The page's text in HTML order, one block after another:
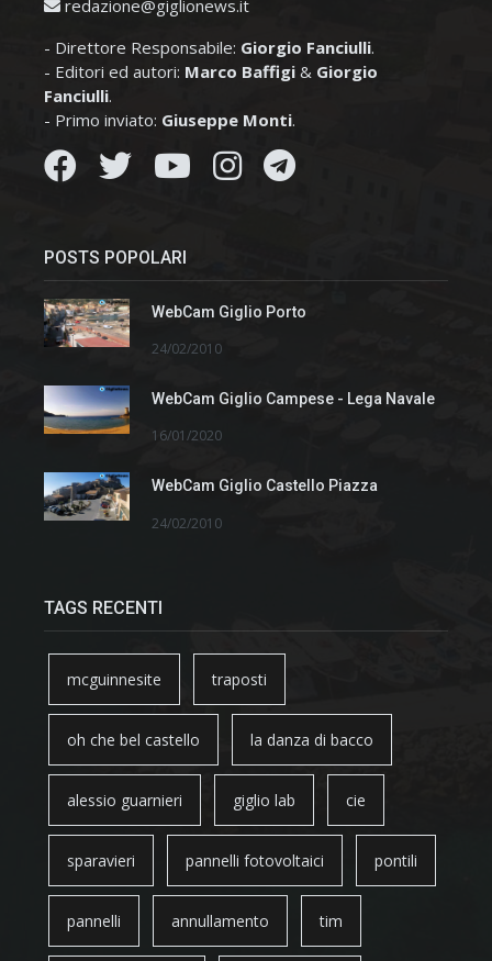
redazione@giglionews.it
- Direttore Responsabile: Giorgio Fanciulli.
- Editori ed autori: Marco Baffigi & Giorgio
Fanciulli.
- Primo inviato: Giuseppe Monti.
POSTS POPOLARI
WebCam Giglio Porto
24/02/2010
WebCam Giglio Campese - Lega Navale
16/01/2020
WebCam Giglio Castello Piazza
24/02/2010
TAGS RECENTI
mcguinnesite traposti
oh che bel castello la danza di bacco
alessio guarnieri giglio lab cie
sparavieri pannelli fotovoltaici pontili
pannelli annullamento tim